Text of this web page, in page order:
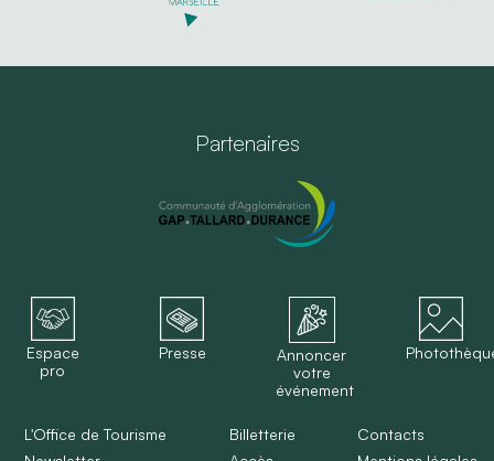
Partenaires
Espace
pro
Presse
Annoncer
votre
événement
L'Office de Tourisme
Billetterie
Contacts